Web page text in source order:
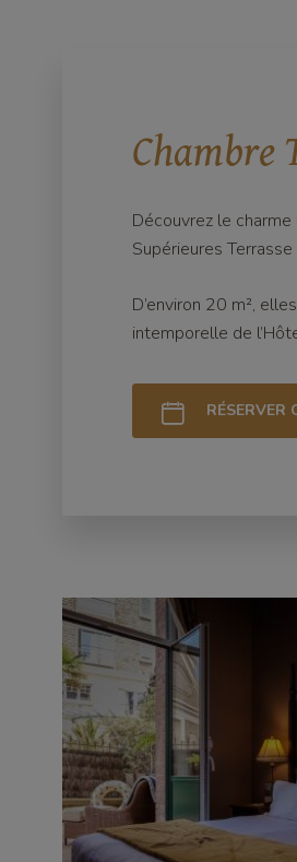
Chambre
Découvrez le
Supérieures
D’environ 20 m²,
intemporelle de
RÉSERVER